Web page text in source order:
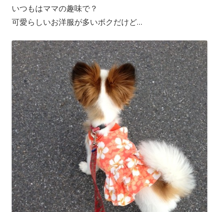
いつもはママの趣味で？
可愛らしいお洋服が多いボクだけど…